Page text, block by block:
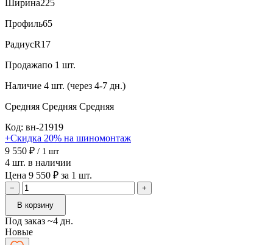
Ширина225
Профиль65
РадиусR17
Продажапо 1 шт.
Наличие 4 шт. (через 4-7 дн.)
Средняя Средняя Средняя
Код: вн-21919
+Скидка 20% на шиномонтаж
9 550 ₽ / 1 шт
4 шт. в наличии
Цена 9 550 ₽ за 1 шт.
−
+
В корзину
Под заказ ~4 дн.
Новые